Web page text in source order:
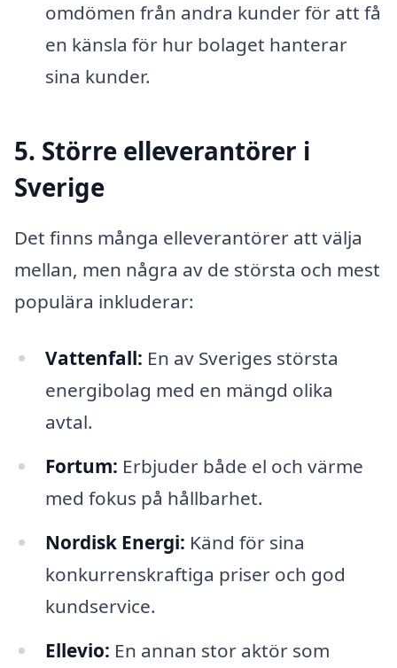
omdömen från andra kunder för att få
en känsla för hur bolaget hanterar
sina kunder.
5. Större elleverantörer i
Sverige
Det finns många elleverantörer att välja
mellan, men några av de största och mest
populära inkluderar:
Vattenfall: En av Sveriges största
energibolag med en mängd olika
avtal.
Fortum: Erbjuder både el och värme
med fokus på hållbarhet.
Nordisk Energi: Känd för sina
konkurrenskraftiga priser och god
kundservice.
Ellevio: En annan stor aktör som